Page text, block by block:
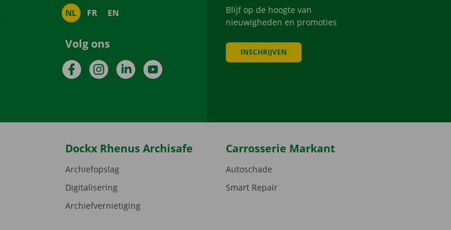
NL FR EN
Volg ons
FacebookInstagramLinkedInYouTube
Blijf op de hoogte van
nieuwigheden en promoties
INSCHRIJVEN
Dockx Rhenus Archisafe
Archiefopslag
Digitalisering
Archiefvernietiging
Carrosserie Markant
Autoschade
Smart Repair